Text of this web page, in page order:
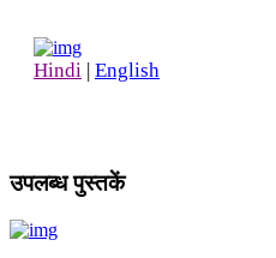
Hindi | English
उपलब्ध पुस्तकें